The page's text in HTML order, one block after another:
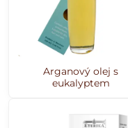
Arganový olej s
eukalyptem